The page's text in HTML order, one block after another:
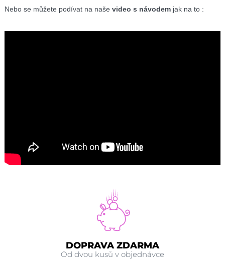
Nebo se můžete podívat na naše video s návodemjak na to :
DOPRAVA ZDARMA
Od dvou kusů v objednávce